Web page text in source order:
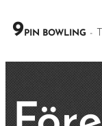
9 PIN BOWLING -